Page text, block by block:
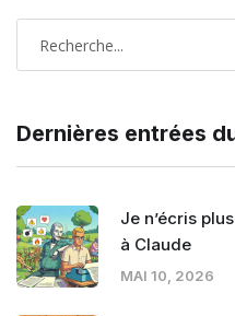
Dernières entrées
Je n’écris
à Claude
MAI 10, 2026